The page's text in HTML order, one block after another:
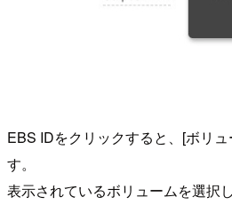
EBS IDをクリックすると、[ボリ
す。
表示されているボリュームを選択